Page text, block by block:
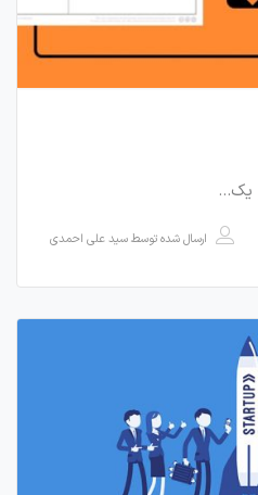
یک…
ارسال شده توسطسید علی احمدی